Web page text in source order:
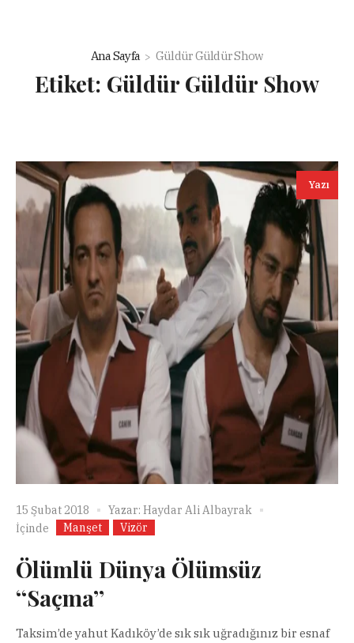
Ana Sayfa Güldür Güldür Show
Etiket: Güldür Güldür Show
Yazı
15 Şubat 2018 Yazar: Haydar Ali Albayrak
İçinde
Manşet Vizör
Ölümlü Dünya Ölümsüz
‘‘Saçma’’
Taksim’de yahut Kadıköy’de sık sık uğradığınız bir esnaf